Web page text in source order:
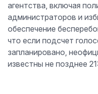
агентства, включая
администраторов и
обеспечение
что если подсчет
запланировано,
известны не позднее